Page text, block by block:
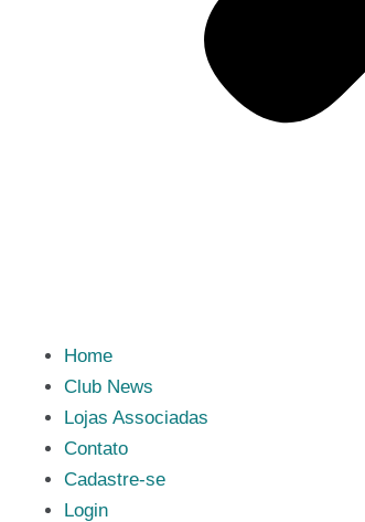
Home
Club News
Lojas Associadas
Contato
Cadastre-se
Login